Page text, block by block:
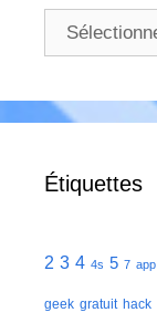
Archives
Étiquettes
2 3 4 4s 5 7 app
geek gratuit hack